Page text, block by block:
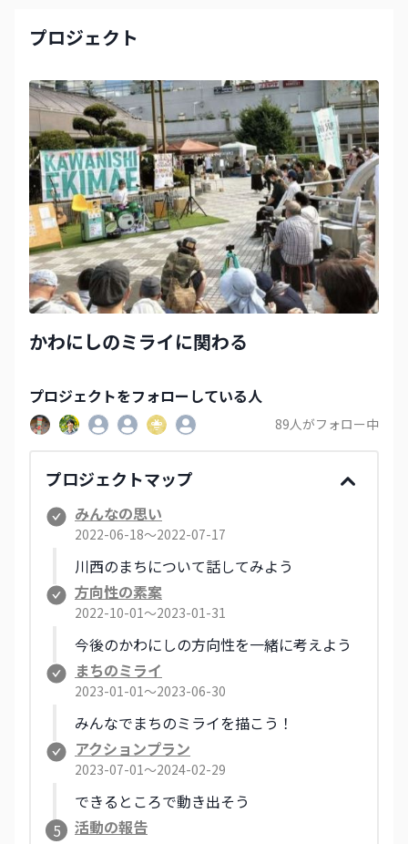
り、結果の通知が半月後くらいに届いていました
が、今回は院内で検査をしているため、小一時間
した。非常に良かったと思っています。ただ、胃
カメラ検査は火曜日しか実施していないとのこと
で、施設は新しいのにもったいない状況です。広
報でも周知し、申し込みが増えれば改善されるの
ではと期待しています。 また、以前保健センター
で大腸検査を受けたことがありますが、総合医療
センターが実働した現在、保健センターの機能を
総合医療センターや第二共立病院に移すことが望
ましいと思いますが、そのような計画はあるので
しょうか。広報には、総合医療センターや第二共
立病院の健診センターの情報がありません。知ら
ないまま、勤め人が市外で健診を受けていること
もあると思いますので、地元で受診できるように
すれば、多少なりとも経済効果はあるのではない
でしょうか。そして、幸い健診結果に問題はなか
合医療センターへ紹介してもらえるような体制が
取れるなら、市民としては非常に安心感がありま
すし、そのようにならないのなら宝の持ち腐れと
域の活性化に繋がるのではないかと思います。
プロジェクト
かわにしのミライに関わる
プロジェクトをフォローしている人
89人がフォロー中
プロジェクトマップ
みんなの思い
2022-06-18〜2022-07-17
川西のまちについて話してみよう
方向性の素案
2022-10-01〜2023-01-31
今後のかわにしの方向性を一緒に考えよう
まちのミライ
2023-01-01〜2023-06-30
みんなでまちのミライを描こう！
アクションプラン
2023-07-01〜2024-02-29
できるところで動き出そう
5
活動の報告